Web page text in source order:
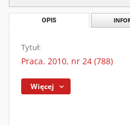
OPIS
Tytuł:
Praca. 2010, nr 24 (788)
Więcej